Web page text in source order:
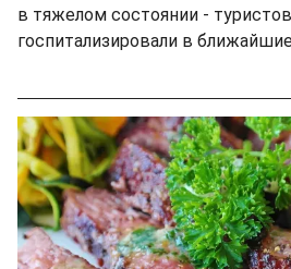
в тяжелом состоянии -
госпитализировали в